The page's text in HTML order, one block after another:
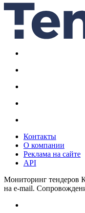
Контакты
О компании
Реклама на сайте
API
Мониторинг тендеров
на e-mail.